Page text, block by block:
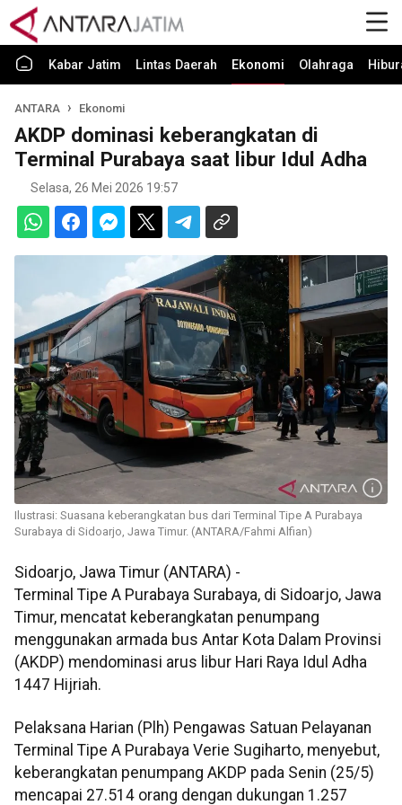
Kabar Jatim Lintas Daerah Ekonomi Olahraga
ANTARA Ekonomi
AKDP dominasi keberangkatan di
Terminal Purabaya saat libur Idul Adha
Selasa, 26 Mei 2026 19:57
Ilustrasi: Suasana keberangkatan bus dari Terminal Tipe A Purabaya
Surabaya di Sidoarjo, Jawa Timur. (ANTARA/Fahmi Alfian)
Sidoarjo, Jawa Timur (ANTARA) -
Terminal Tipe A Purabaya Surabaya, di Sidoarjo, Jawa
Timur, mencatat keberangkatan penumpang
menggunakan armada bus Antar Kota Dalam Provinsi
(AKDP) mendominasi arus libur Hari Raya Idul Adha
1447 Hijriah.
Pelaksana Harian (Plh) Pengawas Satuan Pelayanan
Terminal Tipe A Purabaya Verie Sugiharto, menyebut,
keberangkatan penumpang AKDP pada Senin (25/5)
mencapai 27.514 orang dengan dukungan 1.257